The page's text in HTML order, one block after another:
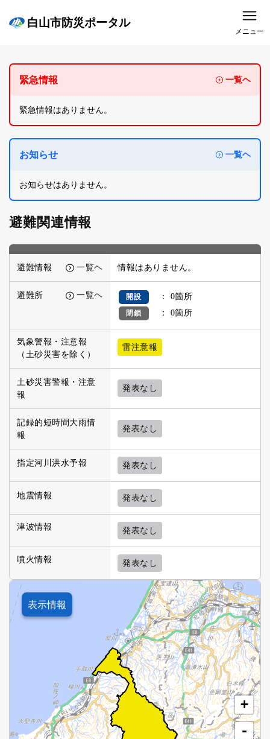
白山市防災ポータル
メニュー
緊急情報 一覧ヘ
緊急情報はありません。
お知らせ 一覧ヘ
お知らせはありません。
避難関連情報
避難情報 一覧ヘ 情報はありません。
避難所 一覧ヘ 開設 ： 0箇所
閉鎖 ： 0箇所
気象警報・注意報
（土砂災害を除く）
雷注意報
土砂災害警報・注意
報
発表なし
記録的短時間大雨情
報
発表なし
指定河川洪水予報 発表なし
地震情報 発表なし
津波情報 発表なし
噴火情報 発表なし
表示情報
+
-